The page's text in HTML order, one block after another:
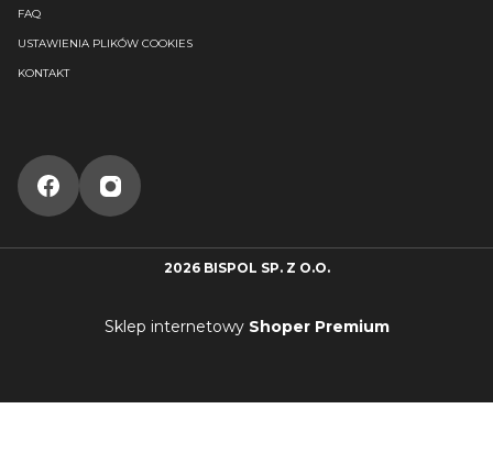
FAQ
USTAWIENIA PLIKÓW COOKIES
KONTAKT
2026 BISPOL SP. Z O.O.
Sklep internetowy Shoper Premium